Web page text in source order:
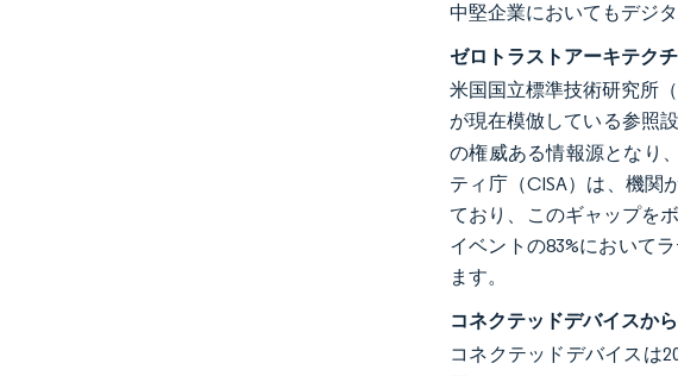
中堅企業においてもデジ
ゼロトラストアーキテク
米国国立標準技術研究所
が現在模倣している参照
の権威ある情報源となり
ティ庁（CISA）は、機関
ており、このギャップを
イベントの83%において
ます。
コネクテッドデバイスか
コネクテッドデバイスは